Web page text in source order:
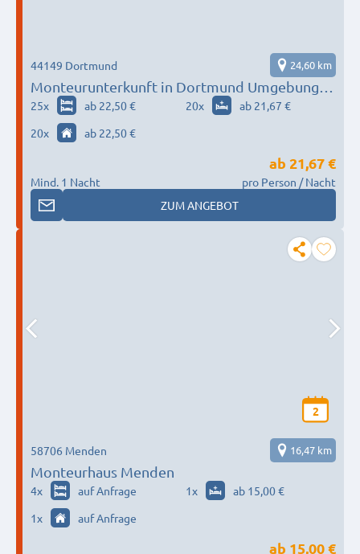
Monteurunterkunft in Dortmund Umgebung
nach Wunsch / Bedürfnis
44149 Dortmund 24,60 km
25x ab 22,50 € 20x
ab 21,67 €
20x ab 22,50 €
Mind. 1 Nacht
ab 21,67 €
pro Person / Nacht
ZUM ANGEBOT
2
Monteurhaus Menden
58706 Menden 16,47 km
4x auf Anfrage 1x
ab 15,00 €
1x auf Anfrage
ab 15,00 €